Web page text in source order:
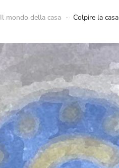
Il mondo della casa Colpire la casa